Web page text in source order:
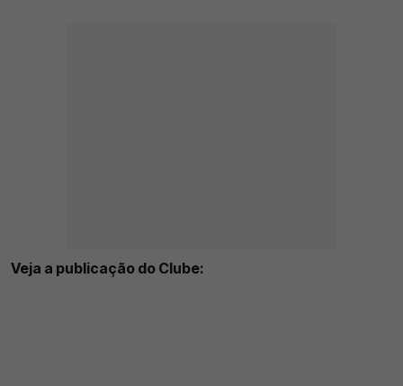
Veja a publicação do Clube: